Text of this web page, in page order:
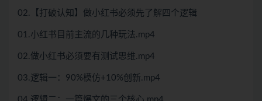
02.【打破认知】做小红书必须先了解四个逻辑
01.小红书目前主流的几种玩法.mp4
02.做小红书必须要有测试思维.mp4
03.逻辑一：90%模仿+10%创新.mp4